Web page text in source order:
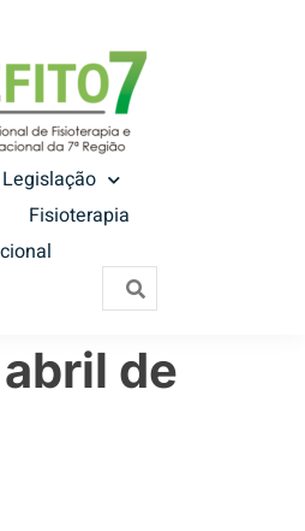
Legislação
Fisioterapia
de